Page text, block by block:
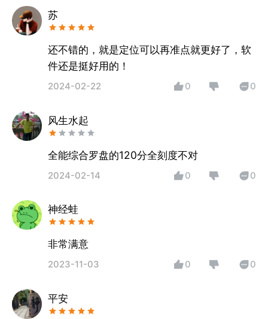
苏
还不错的，就是定位可以再准点就更好了，软
件还是挺好用的！
2024-02-22 0 0
风生水起
全能综合罗盘的120分全刻度不对
2024-02-14 0 0
神经蛙
非常满意
2023-11-03 0 0
平安